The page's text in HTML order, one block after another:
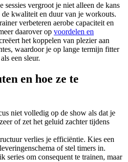
sessies vergroot je niet alleen de kans
de kwaliteit en duur van je workouts.
verbeteren aerobe capaciteit en
daarover op voordelen en
het koppelen van plezier aan
waardoor je op lange termijn fitter
een sleur.
en hoe ze te
niet volledig op de show als dat je
of zet het geluid zachter tijdens
verlies je efficiëntie. Kies een
of stel timers in.
series om consequent te trainen, maar